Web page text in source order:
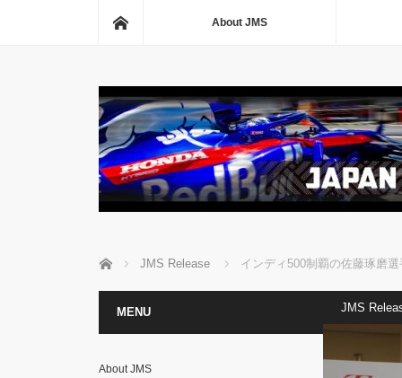
About JMS
ホーム JMS Release インディ500制覇の佐藤琢磨
JMS
MENU
About JMS